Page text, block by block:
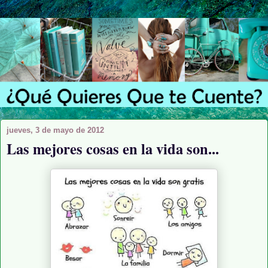
jueves, 3 de mayo de 2012
Las mejores cosas en la vida son...